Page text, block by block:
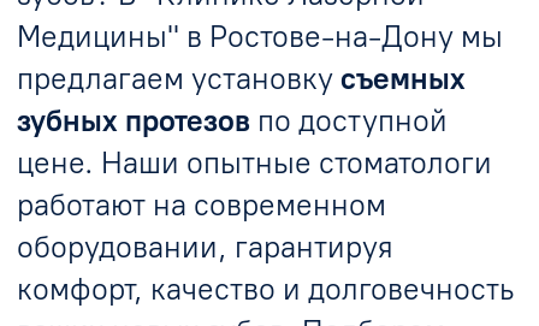
Акриловые съемные зубные протезы
популярны благодаря доступной стоимости,
легкости в уходе и быстрому изготовлению.
Они подходят людям любого возраста,
кроме случаев аллергии на акрил. Это
съемный зубной протез по разумной цене.
Нейлоновые съемные зубные протезы.
Более комфортный вариант это съемные
акриловые зубные протезы они мягче,
эластичнее и практически незаметны
благодаря гибким креплениям розового